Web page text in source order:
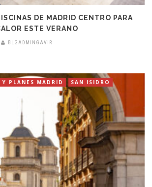
DE MADRID CENTRO PARA
ESTE VERANO
BLGADMINGAVIR
Y PLANES MADRID SAN ISIDRO